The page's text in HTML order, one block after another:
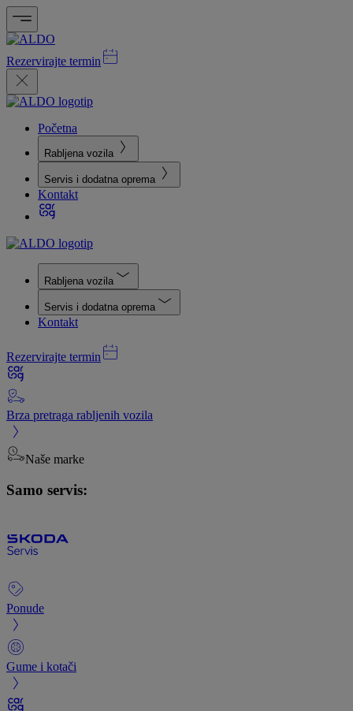
Rezervirajte termin
Početna
Rabljena vozila
Servis i dodatna oprema
Kontakt
Rabljena vozila
Servis i dodatna oprema
Kontakt
Rezervirajte termin
Brza pretraga rabljenih vozila
Naše marke
Samo servis:
Ponude
Gume i kotači